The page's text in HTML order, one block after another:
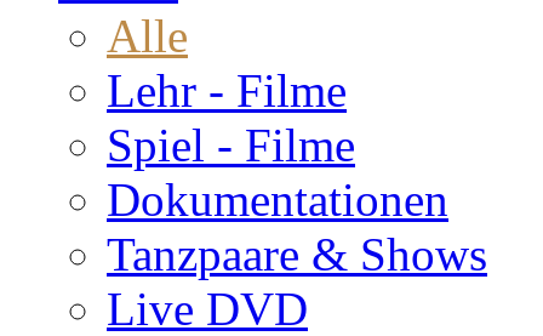
Alle
Lehr - Filme
Spiel - Filme
Dokumentationen
Tanzpaare & Shows
Live DVD